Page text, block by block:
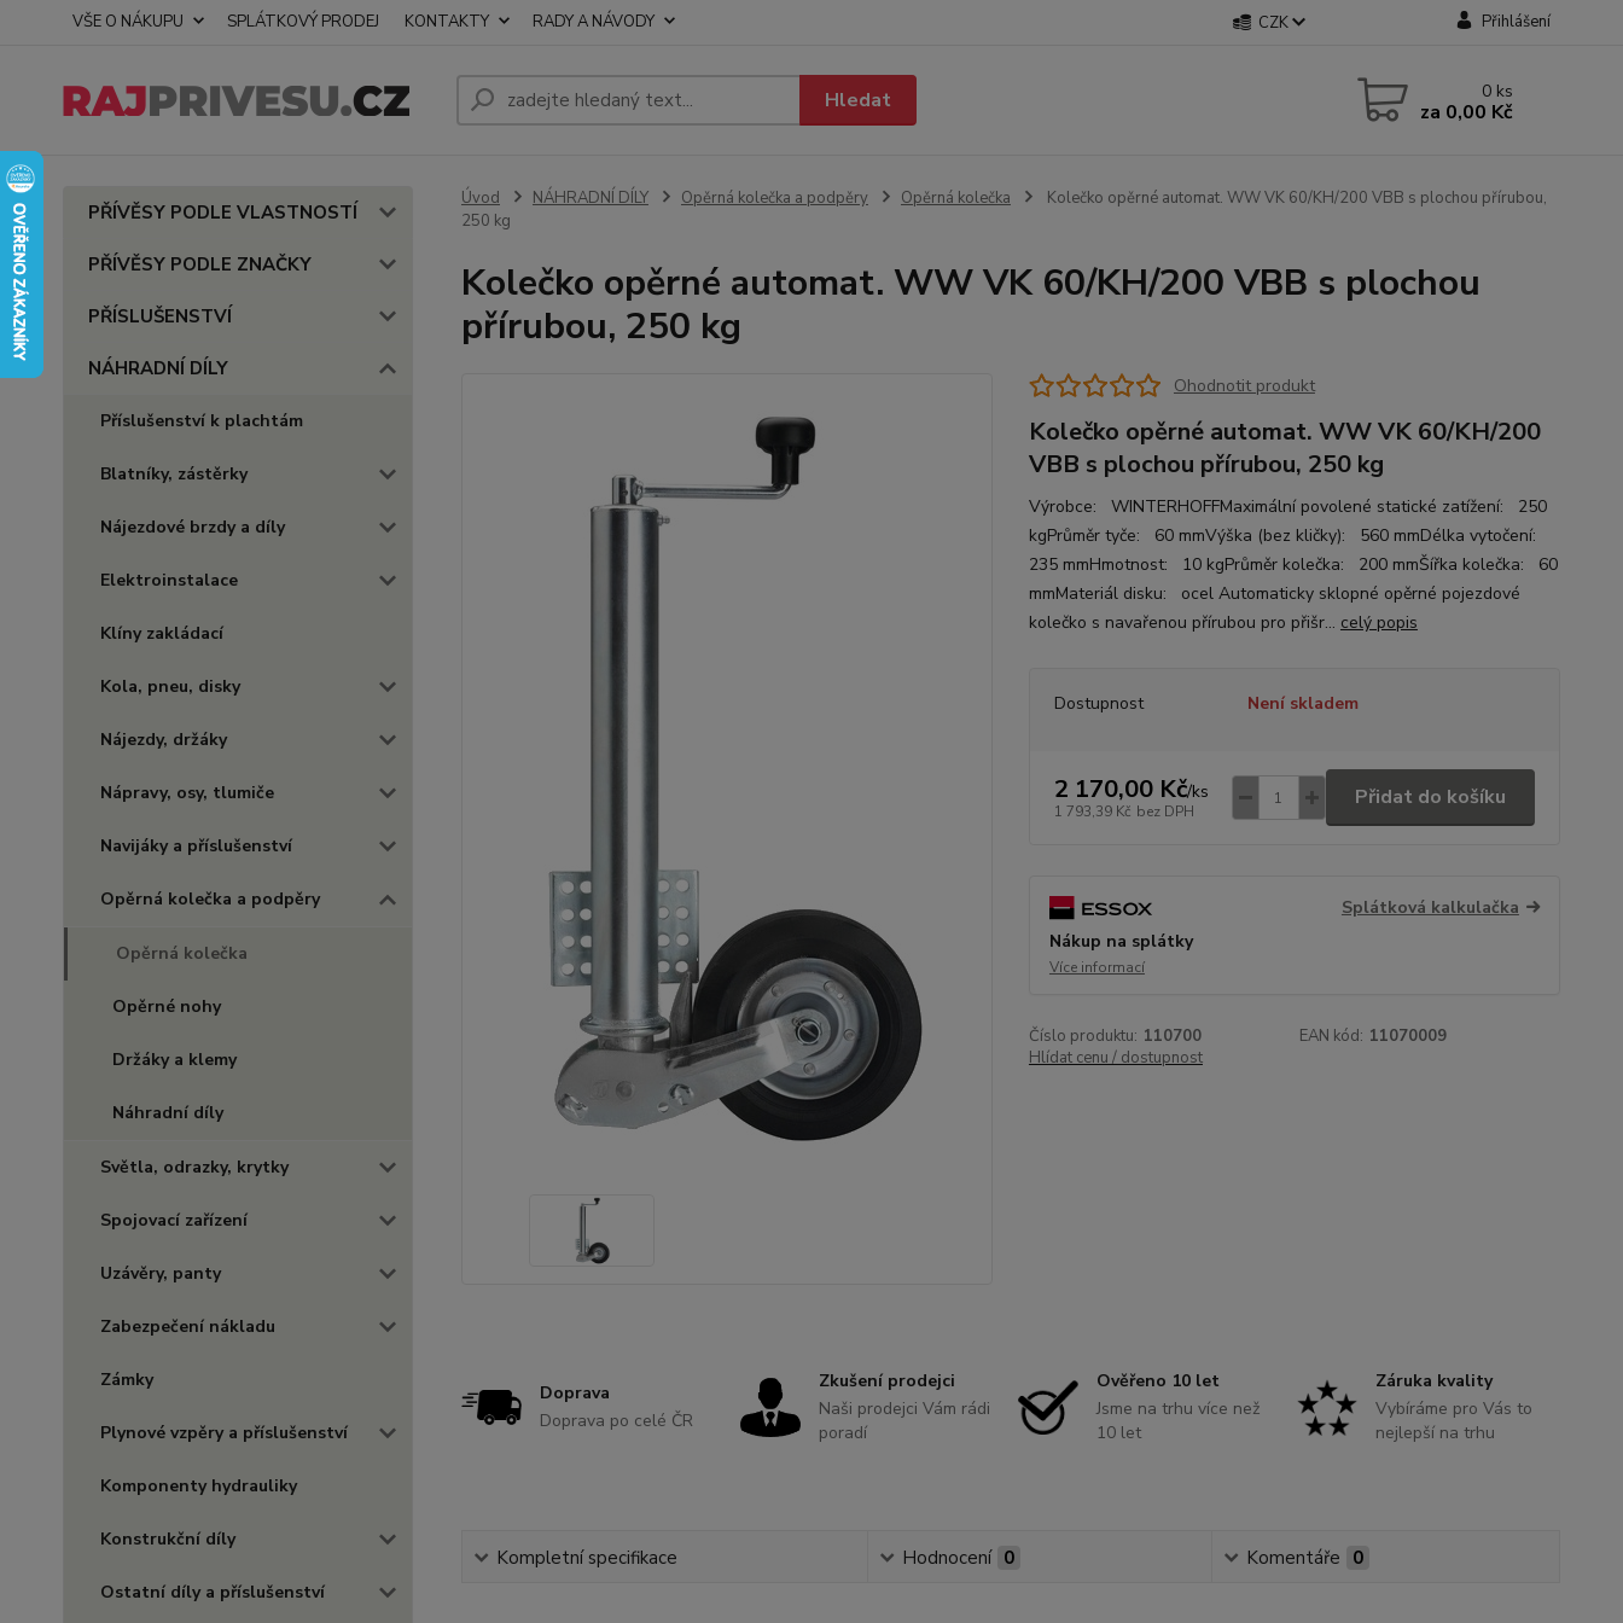
VŠE O NÁKUPU SPLÁTKOVÝ PRODEJ KONTAKTY RADY A NÁVODY CZK Přihlášení
Hledat 0 ks
za 0,00 Kč
PŘÍVĚSY PODLE VLASTNOSTÍ
PŘÍVĚSY PODLE ZNAČKY
PŘÍSLUŠENSTVÍ
NÁHRADNÍ DÍLY
Příslušenství k plachtám
Blatníky, zástěrky
Nájezdové brzdy a díly
Elektroinstalace
Klíny zakládací
Kola, pneu, disky
Nájezdy, držáky
Nápravy, osy, tlumiče
Navijáky a příslušenství
Opěrná kolečka a podpěry
Opěrná kolečka
Opěrné nohy
Držáky a klemy
Náhradní díly
Světla, odrazky, krytky
Spojovací zařízení
Uzávěry, panty
Zabezpečení nákladu
Zámky
Plynové vzpěry a příslušenství
Komponenty hydrauliky
Konstrukční díly
Ostatní díly a příslušenství
Úvod NÁHRADNÍ DÍLY Opěrná kolečka a podpěry Opěrná kolečka
Kolečko opěrné automat. WW VK 60/KH/200 VBB s plochou přírubou,
250 kg
Kolečko opěrné automat. WW VK 60/KH/200 VBB s plochou
přírubou, 250 kg
Ohodnotit produkt
Kolečko opěrné automat. WW VK 60/KH/200
VBB s plochou přírubou, 250 kg
Výrobce: WINTERHOFFMaximální povolené statické zatížení: 250
kgPrůměr tyče: 60 mmVýška (bez kličky): 560 mmDélka vytočení:
235 mmHmotnost: 10 kgPrůměr kolečka: 200 mmŠířka kolečka: 60
mmMateriál disku: ocel Automaticky sklopné opěrné pojezdové
kolečko s navařenou přírubou pro přišr... celý popis
Dostupnost Není skladem
2 170,00 Kč/ks
1 793,39 Kč bez DPH
Přidat do košíku
Splátková kalkulačka
Nákup na splátky
Více informací
Číslo produktu: 110700 EAN kód: 11070009
Hlídat cenu / dostupnost
Doprava
Doprava po celé ČR
Zkušení prodejci
Naši prodejci Vám rádi
poradí
Ověřeno 10 let
Jsme na trhu více než
10 let
Záruka kvality
Vybíráme pro Vás to
nejlepší na trhu
Kompletní specifikace Hodnocení 0 Komentáře 0